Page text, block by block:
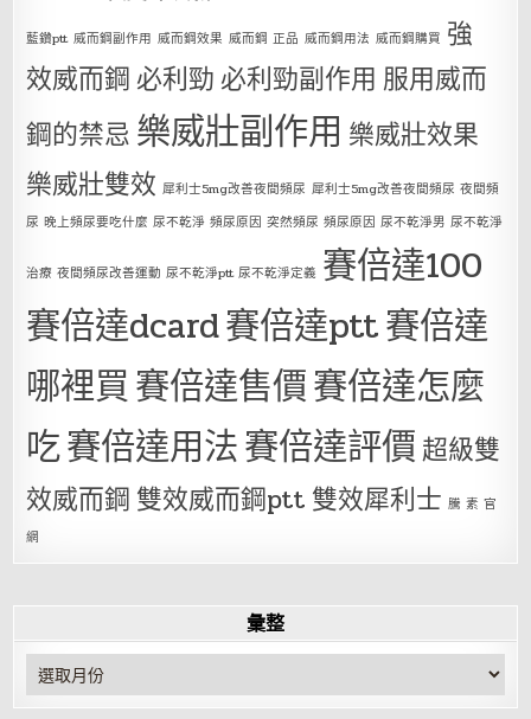
藍鑽ptt 威而鋼副作用 威而鋼效果 威而鋼 正品 威而鋼用法 威而鋼購買 強
效威而鋼 必利勁 必利勁副作用 服用威而
鋼的禁忌 樂威壯副作用 樂威壯效果
樂威壯雙效 犀利士5mg改善夜間頻尿 犀利士5mg改善夜間頻尿 夜間頻
尿 晚上頻尿要吃什麼 尿不乾淨 頻尿原因 突然頻尿 頻尿原因 尿不乾淨男 尿不乾淨
治療 夜間頻尿改善運動 尿不乾淨ptt 尿不乾淨定義 賽倍達100
賽倍達dcard賽倍達ptt賽倍達
哪裡買賽倍達售價賽倍達怎麼
吃賽倍達用法賽倍達評價超級雙
效威而鋼 雙效威而鋼ptt 雙效犀利士 騰 素 官
網
彙整
彙
整